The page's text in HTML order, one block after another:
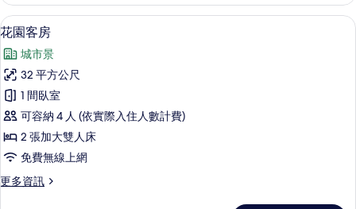
片
子
房
詳
情
顯
示
花
園
客
房
的
所
有
花園客房 | 羽絨被、迷你吧、書桌、
7
花園客房
城市景
32 平方公尺
1 間臥室
可容納 4 人 (依實際入住人數計費)
2 張加大雙人床
免費無線上網
更多資訊
更